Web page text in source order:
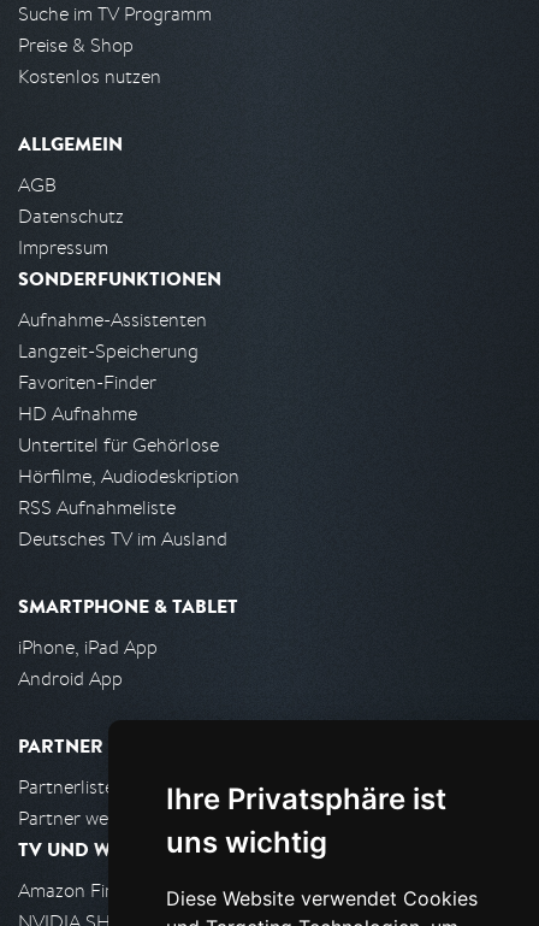
Ihre Privatsphäre ist
uns wichtig
Diese Website verwendet Cookies
Suche im TV Programm
Preise & Shop
Kostenlos nutzen
ALLGEMEIN
AGB
Datenschutz
Impressum
SONDERFUNKTIONEN
Aufnahme-Assistenten
Langzeit-Speicherung
Favoriten-Finder
HD Aufnahme
Untertitel für Gehörlose
Hörfilme, Audiodeskription
RSS Aufnahmeliste
Deutsches TV im Ausland
SMARTPHONE & TABLET
iPhone, iPad App
Android App
PARTNER
Partnerliste
Partner werden
TV UND WOHNZIMMER
Amazon FireTV